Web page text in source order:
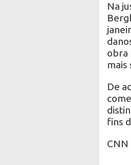
Na
obra
mais
De
fins
CNN